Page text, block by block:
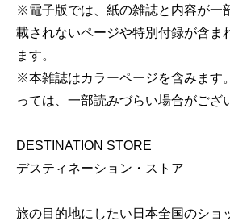
※電子版では、紙の雑誌と内容が一
載されないページや特別付録が含ま
ます。
※本雑誌はカラーページを含みます
っては、一部読みづらい場合がござ
DESTINATION STORE
デスティネーション・ストア
旅の目的地にしたい日本全国のショ